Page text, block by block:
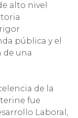
alto nivel
pública y el
de una
de la
fue
Laboral,